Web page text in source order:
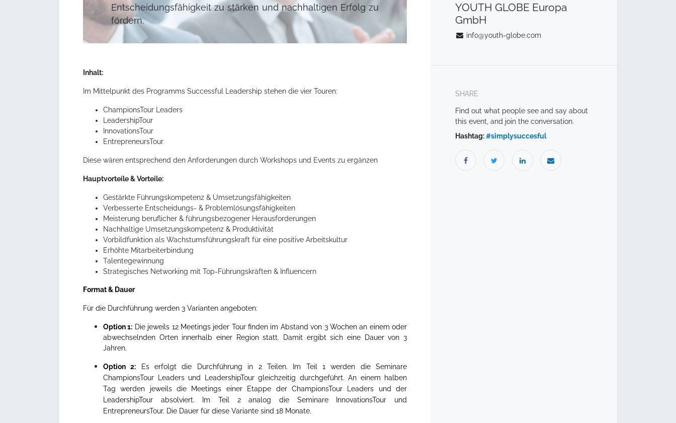
Entscheidungsfähigkeit zu stärken und nachhaltigen Erfolg zu
fördern.
Inhalt:
Im Mittelpunkt des Programms Successful Leadership stehen die vier Touren:
ChampionsTour Leaders
LeadershipTour
InnovationsTour
EntrepreneursTour
Diese wären entsprechend den Anforderungen durch Workshops und Events zu ergänzen
Hauptvorteile & Vorteile:
Gestärkte Führungskompetenz & Umsetzungsfähigkeiten
Verbesserte Entscheidungs- & Problemlösungsfähigkeiten
Meisterung beruflicher & führungsbezogener Herausforderungen
Nachhaltige Umsetzungskompetenz & Produktivität
Vorbildfunktion als Wachstumsführungskraft für eine positive Arbeitskultur
Erhöhte Mitarbeiterbindung
Talentegewinnung
Strategisches Networking mit Top-Führungskräften & Influencern
Format & Dauer
Für die Durchführung werden 3 Varianten angeboten:
Option 1: Die jeweils 12 Meetings jeder Tour finden im Abstand von 3 Wochen an einem oder
abwechselnden Orten innerhalb einer Region statt. Damit ergibt sich eine Dauer von 3
Jahren.
Option 2:
Es erfolgt die Durchführung in 2 Teilen. Im Teil 1 werden die Seminare
ChampionsTour Leaders und LeadershipTour gleichzeitig durchgeführt. An einem halben
Tag werden jeweils die Meetings einer Etappe der ChampionsTour Leaders und der
LeadershipTour absolviert. Im Teil 2 analog die Seminare InnovationsTour und
EntrepreneursTour. Die Dauer für diese Variante sind 18 Monate.
YOUTH GLOBE Europa
GmbH
info@youth-globe.com
SHARE
Find out what people see and say about
this event, and join the conversation.
Hashtag:#simplysuccesful